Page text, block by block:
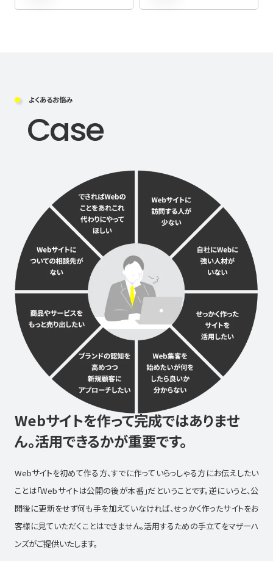
よくあるお悩み
Case
Webサイトを作って完成ではありませ
ん。活用できるかが重要です。
Webサイトを初めて作る方、すでに作っていらっしゃる方にお伝えしたい
ことは「Webサイトは公開の後が本番」だということです。逆にいうと、公
開後に更新をせず何も手を加えていなければ、せっかく作ったサイトをお
客様に見ていただくことはできません。活用するための手立てをマザーハ
ンズがご提供いたします。